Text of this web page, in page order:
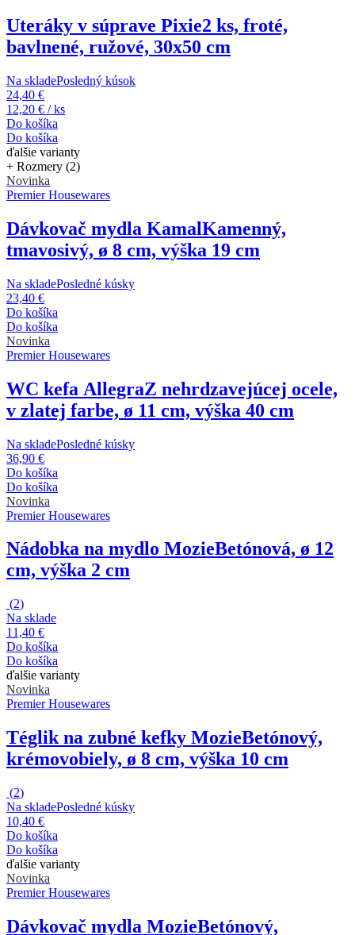
Uteráky v súprave Pixie2 ks, froté,
bavlnené, ružové, 30x50 cm
Na skladePosledný kúsok
24,40 €
12,20 € / ks
Do košíka
Do košíka
ďalšie varianty
+ Rozmery (2)
Novinka
Premier Housewares
Dávkovač mydla KamalKamenný,
tmavosivý, ø 8 cm, výška 19 cm
Na skladePosledné kúsky
23,40 €
Do košíka
Do košíka
Novinka
Premier Housewares
WC kefa AllegraZ nehrdzavejúcej ocele,
v zlatej farbe, ø 11 cm, výška 40 cm
Na skladePosledné kúsky
36,90 €
Do košíka
Do košíka
Novinka
Premier Housewares
Nádobka na mydlo MozieBetónová, ø 12
cm, výška 2 cm
(2)
Na sklade
11,40 €
Do košíka
Do košíka
ďalšie varianty
Novinka
Premier Housewares
Téglik na zubné kefky MozieBetónový,
krémovobiely, ø 8 cm, výška 10 cm
(2)
Na skladePosledné kúsky
10,40 €
Do košíka
Do košíka
ďalšie varianty
Novinka
Premier Housewares
Dávkovač mydla MozieBetónový,